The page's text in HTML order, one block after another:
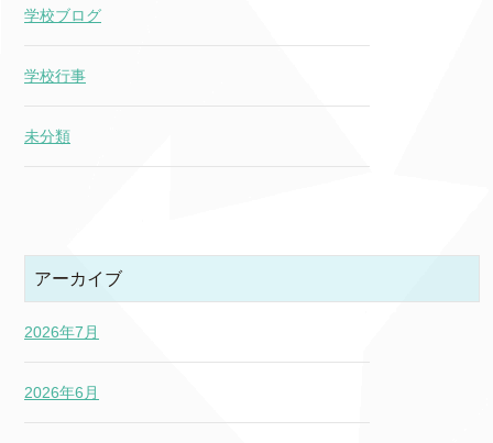
学校ブログ
学校行事
未分類
アーカイブ
2026年7月
2026年6月